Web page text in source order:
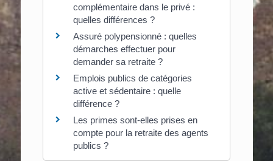
complémentaire dans le privé :
quelles différences ?
Assuré polypensionné : quelles
démarches effectuer pour
demander sa retraite ?
Emplois publics de catégories
active et sédentaire : quelle
différence ?
Les primes sont-elles prises en
compte pour la retraite des agents
publics ?